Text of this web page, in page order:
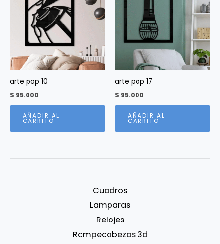
arte pop 10
$ 95.000
AÑADIR AL
CARRITO
arte pop 17
$ 95.000
AÑADIR AL
CARRITO
Cuadros
Lamparas
Relojes
Rompecabezas 3d